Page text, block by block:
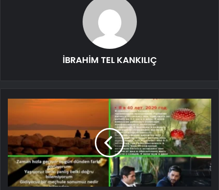
İBRAHİM TEL KANKILIÇ